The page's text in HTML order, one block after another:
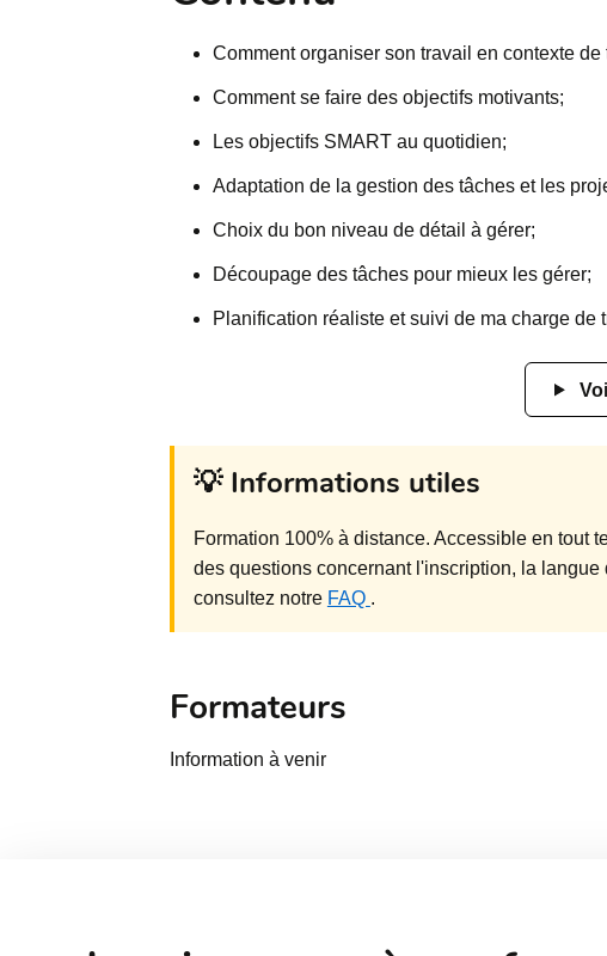
Comment organiser son travail en contexte de
Comment se faire des objectifs motivants;
Les objectifs SMART au quotidien;
Adaptation de la gestion des tâches et les
Choix du bon niveau de détail à gérer;
Découpage des tâches pour mieux les gérer;
Planification réaliste et suivi de ma charge de
💡 Informations utiles
Formation 100% à distance. Accessible en tout
des questions concernant l'inscription, la langue
consultez notre FAQ .
Formateurs
Information à venir